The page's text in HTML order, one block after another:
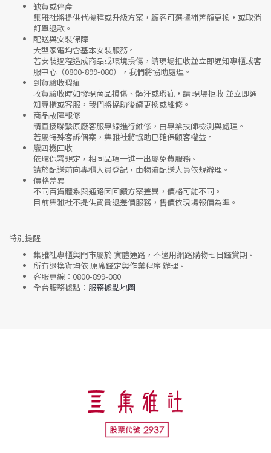
缺貨或停產
集雅社將提供代機種或升級方案 ，顧客可選擇補差額更換，或取消
訂單退款。
配送與安裝保障
大型家電均含基本安裝服務。
若安裝過程造成商品或環境損傷，請現場拒收並立即通知專櫃或客
服中心 （0800-899-080），我們將協助處理。
到貨驗收瑕疵
收貨驗收時如發現商品損傷、髒汙或瑕疵 ，請 現場拒收 並立即通
知專櫃或客服，我們將協助後續更換或維修。
商品故障報修
請直接聯繫原廠客服專線進行維修，由專業技師檢測與處理。
若屬特殊客訴個案，集雅社將協助已確保顧客權益。
廢四機回收
依環保署規定，相同品項一進一出屬免費服務。
請於配送前向專櫃人員登記，由物流配送人員依規辦理。
價格差異
不同百貨體系與通路因回饋方案差異，價格可能不同。
目前集雅社不提供買貴退差價服務 ，售價依現場報價為準。
特別提醒
集雅社專櫃與門市屬於 實體通路，不適用網路購物七日鑑賞期 。
所有退換貨均依 原廠鑑定與作業程序辦理。
客服專線： 0800-899-080
全台服務據點： 服務據點地圖